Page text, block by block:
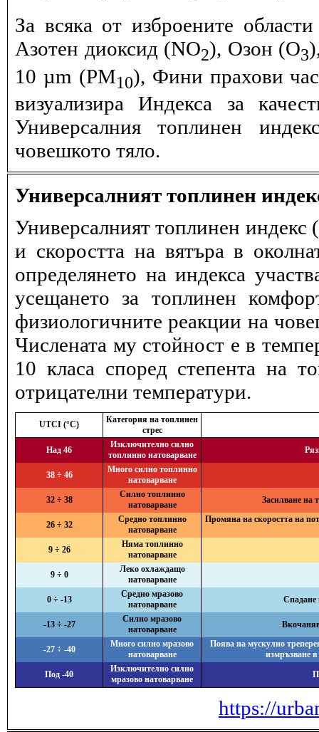
За всяка от изброените
Азотен диоксид (NO2), Озон (O3
10 µm (PM10), Фини прахови
визуализира Индекса за
Универсалния топлинен
човешкото тяло.
Универсалният топлинен
Универсалният топлинен индекс
и скоростта на вятъра в
определянето на индекса
усещането за топлинен
физиологичните реакции на
Числената му стойност е в
10 класа според степента на
отрицателни температури.
UTCI (°C)
Категория на топлинен
стрес
Над 46
Изключително силно
топлинно натоварване
38 ÷ 46
Много силно топлинно
натоварване
32 ÷ 38
Силно топлинно
натоварване
Засилване на
26 ÷ 32
Средно топлинно
натоварване
Промяна на скоростта на
9 ÷ 26
Няма топлинно
натоварване
9 ÷ 0
Леко охлаждащо
натоварване
0 ÷ -13
Средно мразово
натоварване
Спадане
-13 ÷ -27
Силно мразово
натоварване
-27 ÷ -40
Много силно мразово
натоварване
Поява на мускулно
измръзване
Под -40
Изключително силно
мразово натоварване
https://